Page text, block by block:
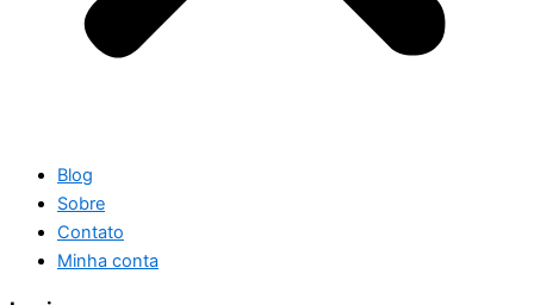
Blog
Sobre
Contato
Minha conta